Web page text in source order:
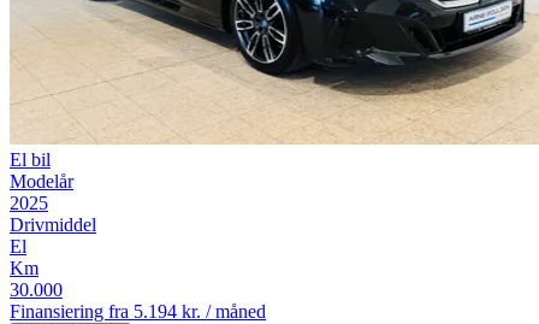
El bil
Modelår
2025
Drivmiddel
El
Km
30.000
Finansiering fra 5.194 kr. / måned